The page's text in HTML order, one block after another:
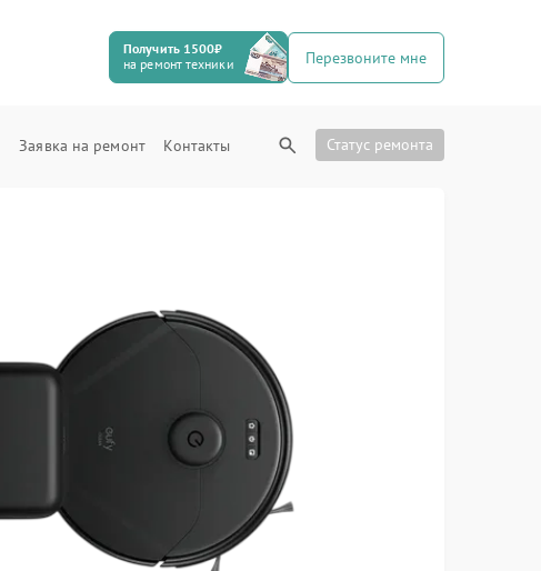
Получить 1500₽
на ремонт техники
Перезвоните мне
Заявка на ремонт Контакты Статус ремонта